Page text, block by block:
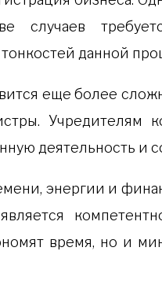
случаев
данной
еще более
Учредителям
деятельность и
энергии и
время, но и